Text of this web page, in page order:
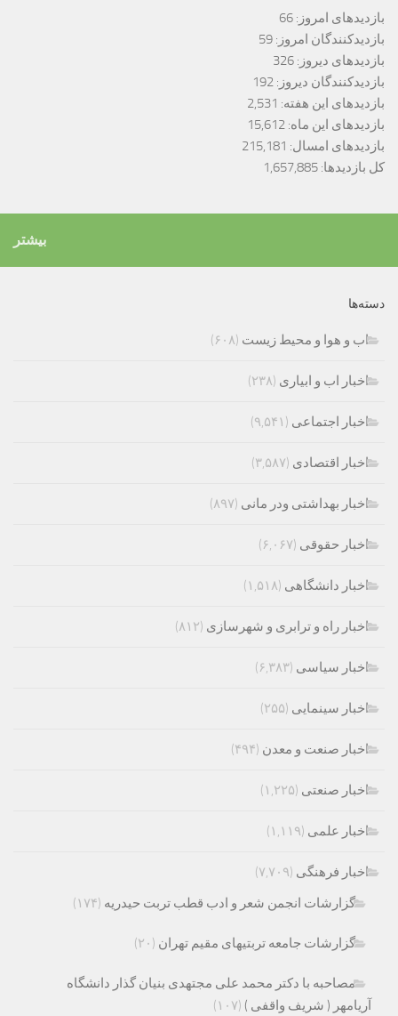
بازدیدهای امروز: 66
بازدیدکنندگان امروز: 59
بازدیدهای دیروز: 326
بازدیدکنندگان دیروز: 192
بازدیدهای این هفته: 2,531
بازدیدهای این ماه: 15,612
بازدیدهای امسال: 215,181
کل بازدیدها: 1,657,885
بیشتر
دسته‌ها
اب و هوا و محیط زیست (۶۰۸)
اخبار اب و ابیاری (۲۳۸)
اخبار اجتماعی (۹,۵۴۱)
اخبار اقتصادی (۳,۵۸۷)
اخبار بهداشتی ودر مانی (۸۹۷)
اخبار حقوقی (۶,۰۶۷)
اخبار دانشگاهی (۱,۵۱۸)
اخبار راه و ترابری و شهرسازی (۸۱۲)
اخبار سیاسی (۶,۳۸۳)
اخبار سینمایی (۲۵۵)
اخبار صنعت و معدن (۴۹۴)
اخبار صنعتی (۱,۲۲۵)
اخبار علمی (۱,۱۱۹)
اخبار فرهنگی (۷,۷۰۹)
گزارشات انجمن شعر و ادب قطب تربت حیدریه (۱۷۴)
گزارشات جامعه تربتیهای مقیم تهران (۲۰)
مصاحبه با دکتر محمد علی مجتهدی بنیان گذار دانشگاه
آریامهر ( شریف واقفی ) (۱۰۷)